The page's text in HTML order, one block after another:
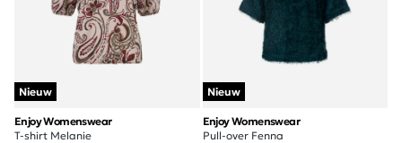
Nieuw
Enjoy Womenswear
T-shirt Melanie
Nieuw
Enjoy Womenswear
Pull-over Fenna